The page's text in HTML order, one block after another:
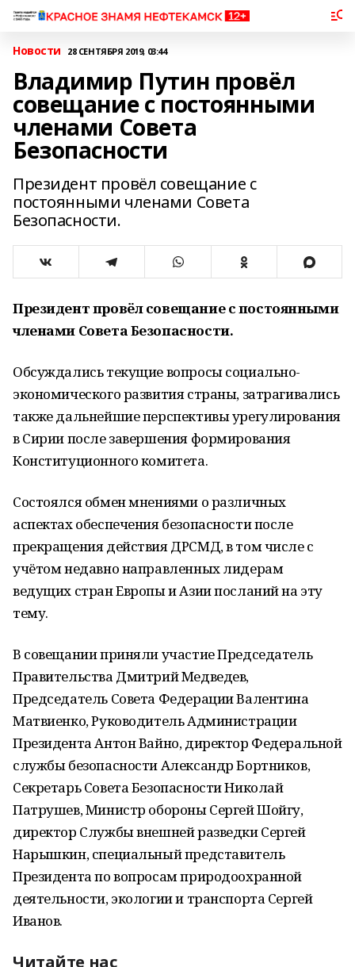
Новости 28 СЕНТЯБРЯ 2019, 03:44
Владимир Путин провёл
совещание с постоянными
членами Совета
Безопасности
Президент провёл совещание с
постоянными членами Совета
Безопасности.
Президент провёл совещание с постоянными
членами Совета Безопасности.
Обсуждались текущие вопросы социально-
экономического развития страны, затрагивались
также дальнейшие перспективы урегулирования
в Сирии после завершения формирования
Конституционного комитета.
Состоялся обмен мнениями о различных
аспектах обеспечения безопасности после
прекращения действия ДРСМД, в том числе с
учётом недавно направленных лидерам
ведущих стран Европы и Азии посланий на эту
тему.
В совещании приняли участие Председатель
Правительства Дмитрий Медведев,
Председатель Совета Федерации Валентина
Матвиенко, Руководитель Администрации
Президента Антон Вайно, директор Федеральной
службы безопасности Александр Бортников,
Секретарь Совета Безопасности Николай
Патрушев, Министр обороны Сергей Шойгу,
директор Службы внешней разведки Сергей
Нарышкин, специальный представитель
Президента по вопросам природоохранной
деятельности, экологии и транспорта Сергей
Иванов.
Читайте нас